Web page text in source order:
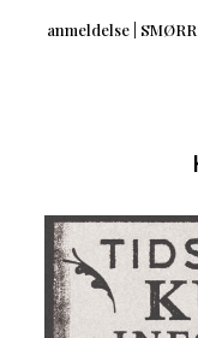
anmeldelse |